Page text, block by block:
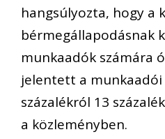
hangsúlyozta, hogy a
bérmegállapodásnak
munkaadók számára
jelentett a munkaadói
százalékról 13
a közleményben.